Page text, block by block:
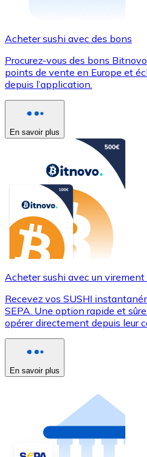
Acheter sushi avec des bons
Procurez-vous des bons
points de vente en Europe et
depuis l’application.
En savoir plus
Acheter sushi avec un
Recevez vos SUSHI
SEPA. Une option rapide et
opérer directement depuis leur
En savoir plus